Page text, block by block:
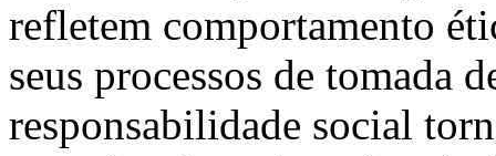
refletem comportamento
seus processos de tomada
responsabilidade social